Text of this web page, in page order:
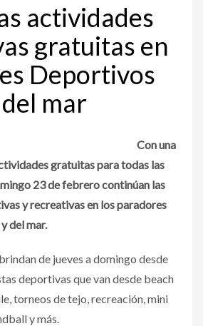
actividades
gratuitas en
Deportivos
mar
Con una
gratuitas para todas las
23 de febrero continúan las
y recreativas en los paradores
del mar.
de jueves a domingo desde
deportivas que van desde beach
torneos de tejo, recreación, mini
y más.